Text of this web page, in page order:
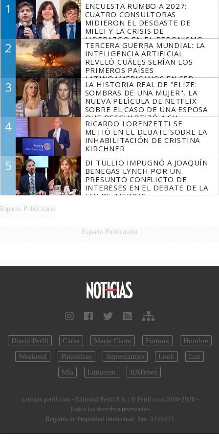
1
ENCUESTA RUMBO A 2027:
CUATRO CONSULTORAS
MIDIERON EL DESGASTE DE
MILEI Y LA CRISIS DE
LIDERAZGO EN EL PERONISMO
2
TERCERA GUERRA MUNDIAL: LA
INTELIGENCIA ARTIFICIAL
REVELÓ CUÁLES SERÍAN LOS
PRIMEROS PAÍSES
LATINOAMERICANOS EN SER
DERROTADOS
3
LA HISTORIA REAL DE "ELIZE:
SOMBRAS DE UNA MUJER", LA
NUEVA PELÍCULA DE NETFLIX
SOBRE EL CASO DE UNA ESPOSA
QUE DESCUARTIZÓ A SU
MARIDO
4
RICARDO LORENZETTI SE
METIÓ EN EL DEBATE SOBRE LA
INHABILITACIÓN DE CRISTINA
KIRCHNER
5
DI TULLIO IMPUGNÓ A JOAQUÍN
BENEGAS LYNCH POR UN
PRESUNTO CONFLICTO DE
INTERESES EN EL DEBATE DE LA
LEY DE TIERRAS
Espacio Publicitario
Espacio Publicitario
Diario Perfil Caras Marie Claire Fortuna
Hombre
Weekend
Parabrisas Supercampo Look
Luz
Mía
Lunateen BATimes
noticias.perfil.com - Editorial Perfil S.A. | © Perfil.com 2006-2026 -
Todos los derechos reservados
Registro de Propiedad Intelectual: Nro. 5346433